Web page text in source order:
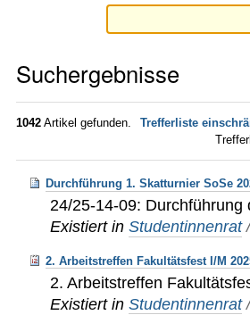
Suchergebnisse
1042 Artikel gefunden.
Trefferliste
Durchführung 1. Skatturnier SoSe
24/25-14-09:
Existiert in Studentinnenrat
2. Arbeitstreffen Fakultätsfest I/M
2. Arbeitstreffen
Existiert in Studentinnenrat